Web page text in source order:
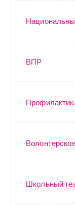
ВПР
Школьный